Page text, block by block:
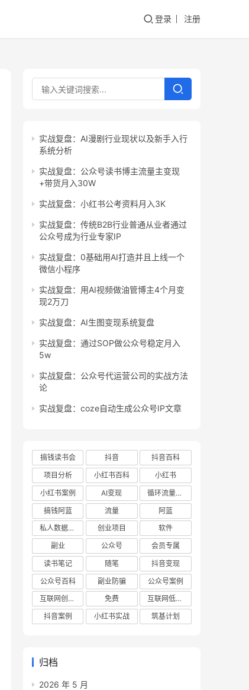
登录 注册
实战复盘：AI漫剧行业现状以及新手入行
系统分析
实战复盘：公众号读书博主流量主变现
+带货月入30W
实战复盘：小红书公考资料月入3K
实战复盘：传统B2B行业普通从业者通过
公众号成为行业专家IP
实战复盘：0基础用AI打造并且上线一个
微信小程序
实战复盘：用AI视频做油管博主4个月变
现2万刀
实战复盘：AI生图变现系统复盘
实战复盘：通过SOP做公众号稳定月入
5w
实战复盘：公众号代运营公司的实战方法
论
实战复盘：coze自动生成公众号IP文章
搞钱读书会 抖音
抖音百科
项目分析
小红书百科
小红书
小红书案例
AI变现
循环流量实验室
搞钱阿蓝
流量
阿蓝
私人数据库项目
创业项目
软件
副业
公众号
会员专属
读书笔记
随笔
抖音变现
公众号百科
副业防骗
公众号案例
互联网创业项目
免费
互联网低成本创业项目
抖音案例
小红书实战 筑基计划
归档
2026 年 5 月